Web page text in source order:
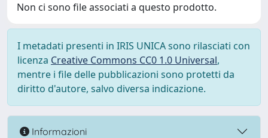
Non ci sono file associati a questo prodotto.
I metadati presenti in IRIS UNICA sono rilasciati con
licenza Creative Commons CC0 1.0 Universal,
mentre i file delle pubblicazioni sono protetti da
diritto d'autore, salvo diversa indicazione.
Informazioni